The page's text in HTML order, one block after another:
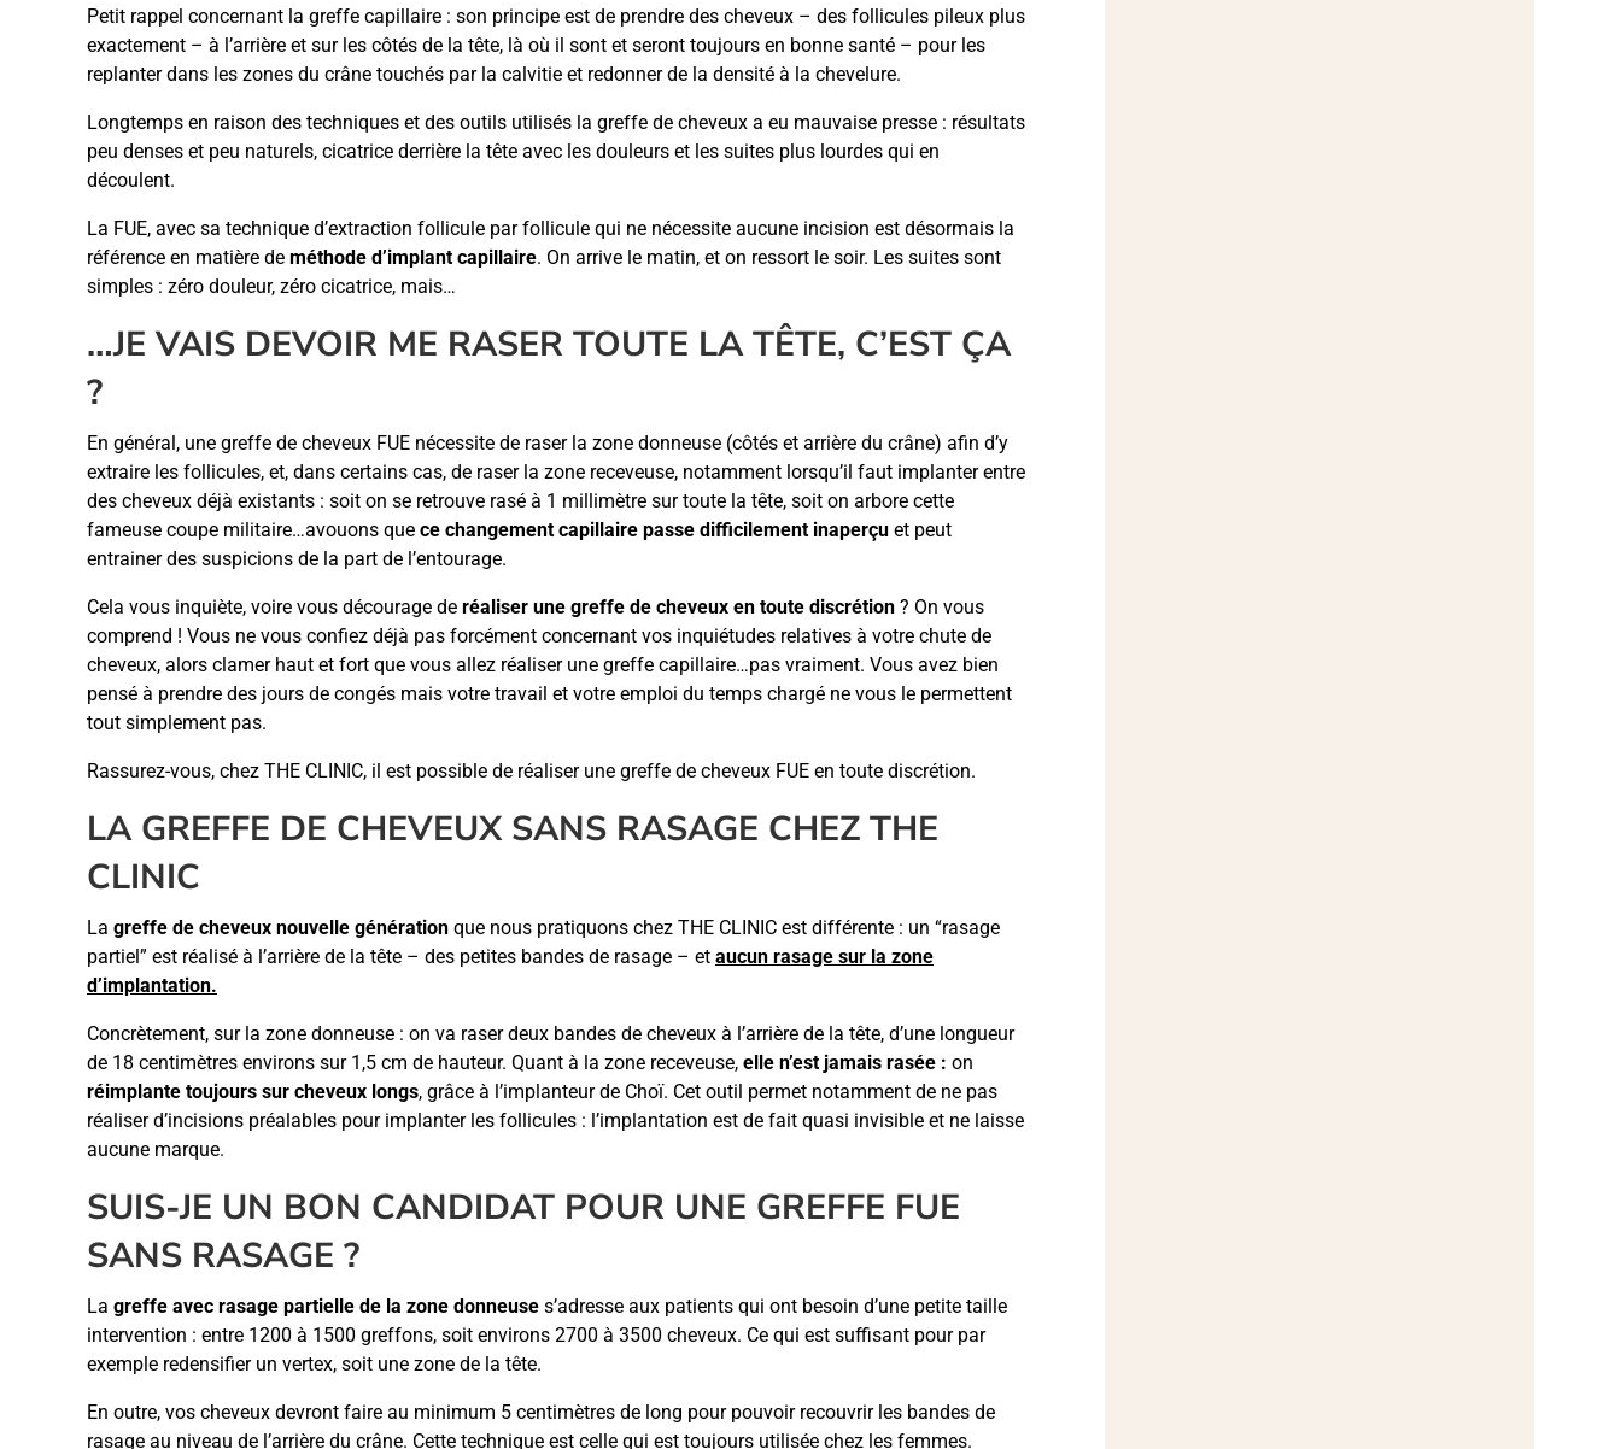
Petit rappel concernant la greffe capillaire : son principe est de prendre des cheveux – des follicules pileux plus
exactement – à l’arrière et sur les côtés de la tête, là où il sont et seront toujours en bonne santé – pour les
replanter dans les zones du crâne touchés par la calvitie et redonner de la densité à la chevelure.
Longtemps en raison des techniques et des outils utilisés la greffe de cheveux a eu mauvaise presse : résultats
peu denses et peu naturels, cicatrice derrière la tête avec les douleurs et les suites plus lourdes qui en
découlent.
La FUE, avec sa technique d’extraction follicule par follicule qui ne nécessite aucune incision est désormais la
référence en matière de méthode d’implant capillaire. On arrive le matin, et on ressort le soir. Les suites sont
simples : zéro douleur, zéro cicatrice, mais…
…JE VAIS DEVOIR ME RASER TOUTE LA TÊTE, C’EST ÇA
?
En général, une greffe de cheveux FUE nécessite de raser la zone donneuse (côtés et arrière du crâne) afin d’y
extraire les follicules, et, dans certains cas, de raser la zone receveuse, notamment lorsqu’il faut implanter entre
des cheveux déjà existants : soit on se retrouve rasé à 1 millimètre sur toute la tête, soit on arbore cette
fameuse coupe militaire…avouons que ce changement capillaire passe difficilement inaperçu et peut
entrainer des suspicions de la part de l’entourage.
Cela vous inquiète, voire vous décourage de réaliser une greffe de cheveux en toute discrétion ? On vous
comprend ! Vous ne vous confiez déjà pas forcément concernant vos inquiétudes relatives à votre chute de
cheveux, alors clamer haut et fort que vous allez réaliser une greffe capillaire…pas vraiment. Vous avez bien
pensé à prendre des jours de congés mais votre travail et votre emploi du temps chargé ne vous le permettent
tout simplement pas.
Rassurez-vous, chez THE CLINIC, il est possible de réaliser une greffe de cheveux FUE en toute discrétion.
LA GREFFE DE CHEVEUX SANS RASAGE CHEZ THE
CLINIC
La greffe de cheveux nouvelle génération que nous pratiquons chez THE CLINIC est différente : un “rasage
partiel” est réalisé à l’arrière de la tête – des petites bandes de rasage – et aucun rasage sur la zone
d’implantation.
Concrètement, sur la zone donneuse : on va raser deux bandes de cheveux à l’arrière de la tête, d’une longueur
de 18 centimètres environs sur 1,5 cm de hauteur. Quant à la zone receveuse, elle n’est jamais rasée : on
réimplante toujours sur cheveux longs, grâce à l’implanteur de Choï. Cet outil permet notamment de ne pas
réaliser d’incisions préalables pour implanter les follicules : l’implantation est de fait quasi invisible et ne laisse
aucune marque.
SUIS-JE UN BON CANDIDAT POUR UNE GREFFE FUE
SANS RASAGE ?
La greffe avec rasage partielle de la zone donneuse s’adresse aux patients qui ont besoin d’une petite taille
intervention : entre 1200 à 1500 greffons, soit environs 2700 à 3500 cheveux. Ce qui est suffisant pour par
exemple redensifier un vertex, soit une zone de la tête.
En outre, vos cheveux devront faire au minimum 5 centimètres de long pour pouvoir recouvrir les bandes de
rasage au niveau de l’arrière du crâne. Cette technique est celle qui est toujours utilisée chez les femmes.